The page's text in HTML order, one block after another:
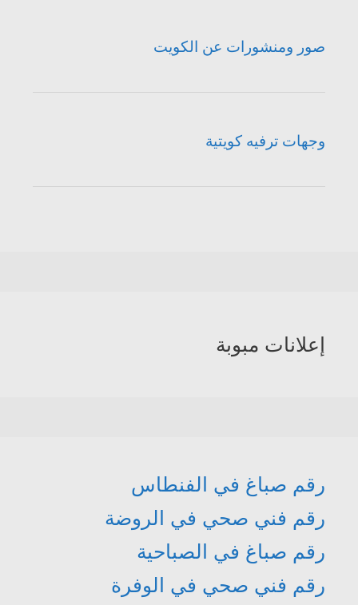
صور ومنشورات عن الكويت
وجهات ترفيه كويتية
إعلانات مبوبة
رقم صباغ في الفنطاس
رقم فني صحي في الروضة
رقم صباغ في الصباحية
رقم فني صحي في الوفرة